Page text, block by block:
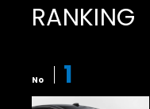
RANKING
No 1